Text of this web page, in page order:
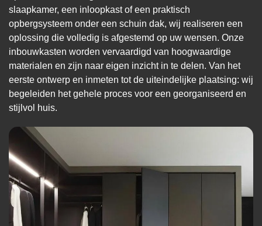
slaapkamer, een inloopkast of een praktisch
opbergsysteem onder een schuin dak, wij realiseren een
oplossing die volledig is afgestemd op uw wensen. Onze
inbouwkasten worden vervaardigd van hoogwaardige
materialen en zijn naar eigen inzicht in te delen. Van het
eerste ontwerp en inmeten tot de uiteindelijke plaatsing: wij
begeleiden het gehele proces voor een georganiseerd en
stijlvol huis.